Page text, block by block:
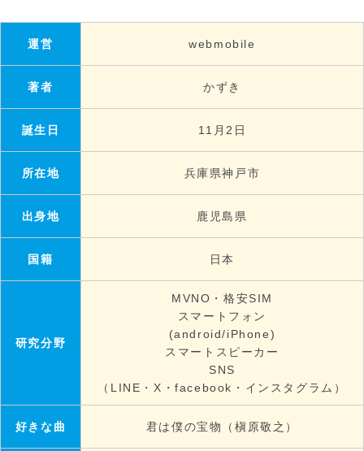
運営 webmobile
著者 かずき
誕生日 11月2日
所在地 兵庫県神戸市
出身地 鹿児島県
国籍 日本
研究分野
MVNO・格安SIM
スマートフォン
(android/iPhone)
スマートスピーカー
SNS
（LINE・X・facebook・インスタグラム）
好きな曲 君は僕の宝物（槇原敬之）